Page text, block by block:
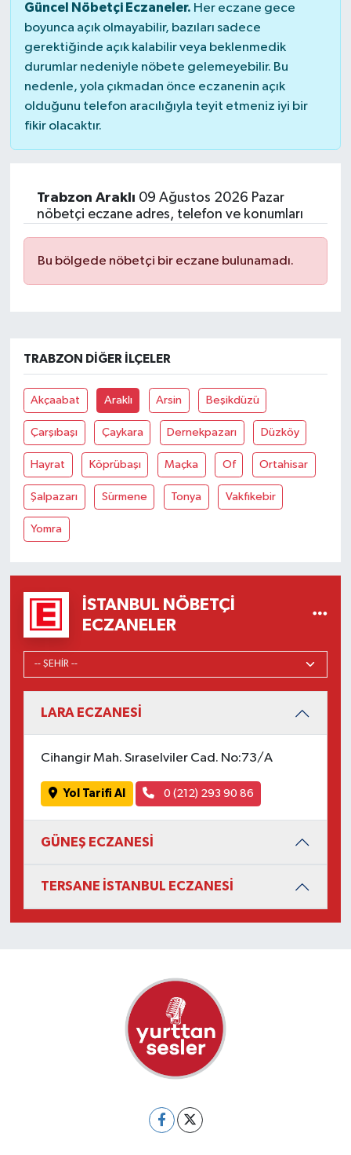
Güncel Nöbetçi Eczaneler. Her eczane gece
boyunca açık olmayabilir, bazıları sadece
gerektiğinde açık kalabilir veya beklenmedik
durumlar nedeniyle nöbete gelemeyebilir. Bu
nedenle, yola çıkmadan önce eczanenin açık
olduğunu telefon aracılığıyla teyit etmeniz iyi bir
fikir olacaktır.
Trabzon Araklı 09 Ağustos 2026 Pazar
nöbetçi eczane adres, telefon ve konumları
Bu bölgede nöbetçi bir eczane bulunamadı.
TRABZON DIĞER İLÇELER
Akçaabat Araklı Arsin Beşikdüzü
Çarşıbaşı Çaykara Dernekpazarı Düzköy
Hayrat Köprübaşı Maçka Of Ortahisar
Şalpazarı Sürmene Tonya Vakfıkebir
Yomra
İSTANBUL NÖBETÇI
ECZANELER
LARA ECZANESİ
Cihangir Mah. Sıraselviler Cad. No:73/A
Yol Tarifi Al 0 (212) 293 90 86
GÜNEŞ ECZANESİ
TERSANE İSTANBUL ECZANESİ